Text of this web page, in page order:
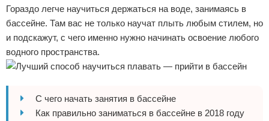
Баскетбол
Бодибилдинг
Конный спорт
Экстримальный спорт
Контакты
Сотрудничество
Размещение рекламы
Для правообладателей
Гораздо легче научиться держаться на воде, занимаясь в
бассейне. Там вас не только научат плыть любым стилем, но
и подскажут, с чего именно нужно начинать освоение любого
водного пространства.
С чего начать занятия в бассейне
Как правильно заниматься в бассейне в 2018 году